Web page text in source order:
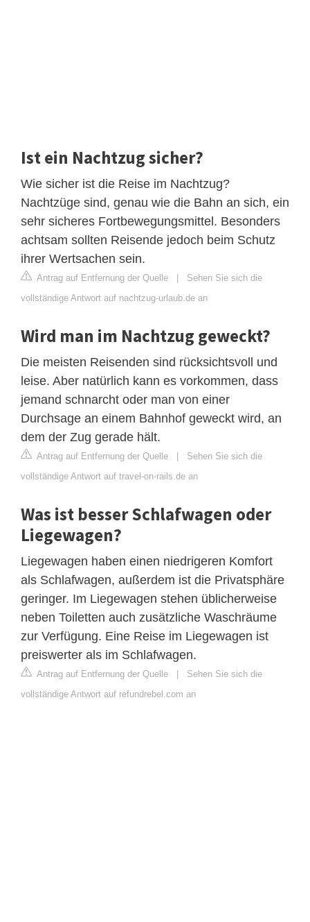
Ist ein Nachtzug sicher?
Wie sicher ist die Reise im Nachtzug?
Nachtzüge sind, genau wie die Bahn an sich, ein
sehr sicheres Fortbewegungsmittel. Besonders
achtsam sollten Reisende jedoch beim Schutz
ihrer Wertsachen sein.
Antrag auf Entfernung der Quelle | Sehen Sie sich die
vollständige Antwort auf nachtzug-urlaub.de an
Wird man im Nachtzug geweckt?
Die meisten Reisenden sind rücksichtsvoll und
leise. Aber natürlich kann es vorkommen, dass
jemand schnarcht oder man von einer
Durchsage an einem Bahnhof geweckt wird, an
dem der Zug gerade hält.
Antrag auf Entfernung der Quelle | Sehen Sie sich die
vollständige Antwort auf travel-on-rails.de an
Was ist besser Schlafwagen oder
Liegewagen?
Liegewagen haben einen niedrigeren Komfort
als Schlafwagen, außerdem ist die Privatsphäre
geringer. Im Liegewagen stehen üblicherweise
neben Toiletten auch zusätzliche Waschräume
zur Verfügung. Eine Reise im Liegewagen ist
preiswerter als im Schlafwagen.
Antrag auf Entfernung der Quelle | Sehen Sie sich die
vollständige Antwort auf refundrebel.com an